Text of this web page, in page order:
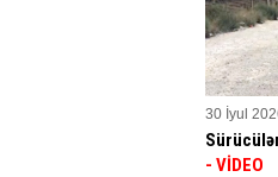
30 İyul
- VİDEO